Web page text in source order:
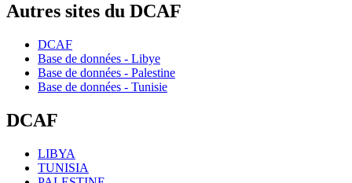
Autres sites du DCAF
DCAF
Base de données - Libye
Base de données - Palestine
Base de données - Tunisie
DCAF
LIBYA
TUNISIA